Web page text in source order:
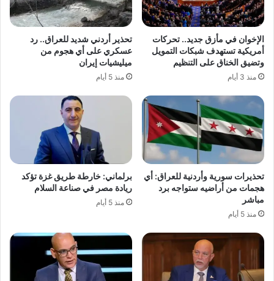
الإخوان في مأزق جديد.. تحركات
أمريكية تستهدف شبكات التمويل
وتضيق الخناق على التنظيم
منذ 3 أيام
تحذير أردني شديد للعراق.. رد
عسكري على أي هجوم من
ميليشيات إيران
منذ 5 أيام
تحذيرات سورية وأردنية للعراق: أي
هجمات من أراضيه ستواجه برد
مباشر
منذ 5 أيام
برلماني: خارطة طريق غزة تؤكد
ريادة مصر في صناعة السلام
منذ 5 أيام